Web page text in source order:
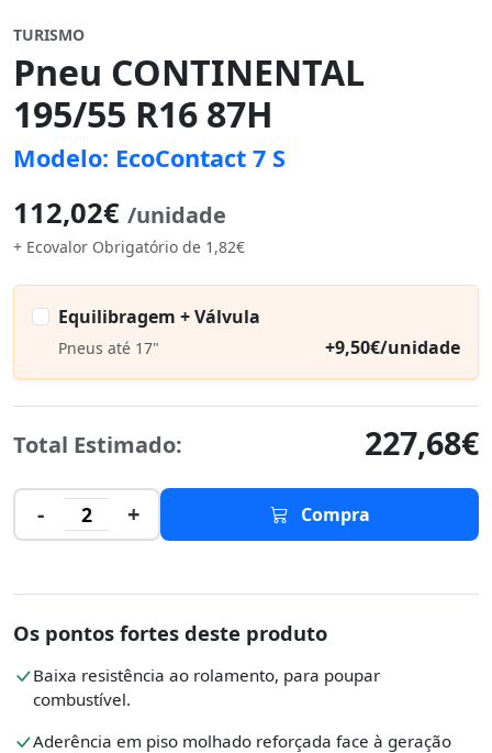
TURISMO
Pneu CONTINENTAL
195/55 R16 87H
Modelo: EcoContact 7 S
112,02€ /unidade
+ Ecovalor Obrigatório de 1,82€
Equilibragem + Válvula
Pneus até 17" +9,50€/unidade
Total Estimado: 227,68€
- 2 + Compra
Os pontos fortes deste produto
Baixa resistência ao rolamento, para poupar
combustível.
Aderência em piso molhado reforçada face à geração